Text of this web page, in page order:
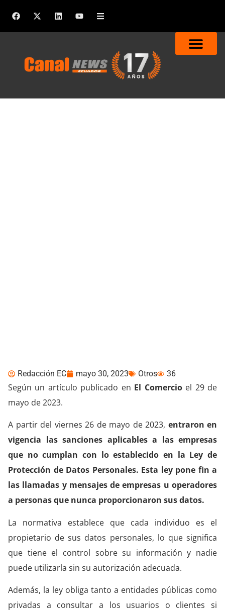
Redacción EC mayo 30, 2023 Otros 36
Según un artículo publicado en El Comercioel 29 de
mayo de 2023.
A partir del viernes 26 de mayo de 2023, entraron en
vigencia las sanciones aplicables a las empresas
que no cumplan con lo establecido en la Ley de
Protección de Datos Personales. Esta ley pone fin a
las llamadas y mensajes de empresas u operadores
a personas que nunca proporcionaron sus datos.
La normativa establece que cada individuo es el
propietario de sus datos personales, lo que significa
que tiene el control sobre su información y nadie
puede utilizarla sin su autorización adecuada.
Además, la ley obliga tanto a entidades públicas como
privadas a consultar a los usuarios o clientes si